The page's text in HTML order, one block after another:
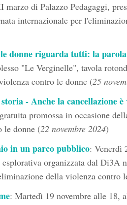
di Palazzo Pedagaggi,
internazionale per
donne riguarda tutti: la
"Le Verginelle", tavola
contro le donne (25
- Anche la cancellazione è
promossa in occasione
le donne (22 novembre 2024)
in un parco pubblico: Venerdì
esplorativa organizzata dal
della violenza contro
: Martedì 19 novembre alle 18,